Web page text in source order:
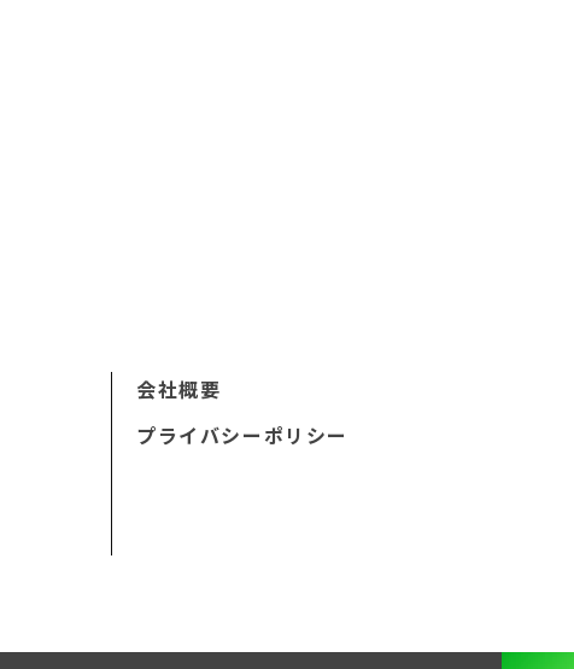
会社概要
プライバシーポリシー